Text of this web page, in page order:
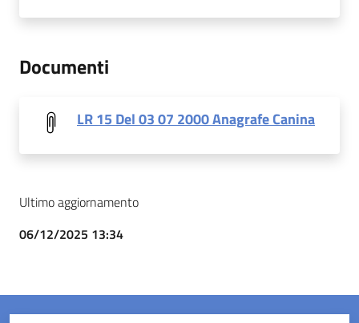
Documenti
LR 15 Del 03 07 2000 Anagrafe Canina
Ultimo aggiornamento
06/12/2025 13:34